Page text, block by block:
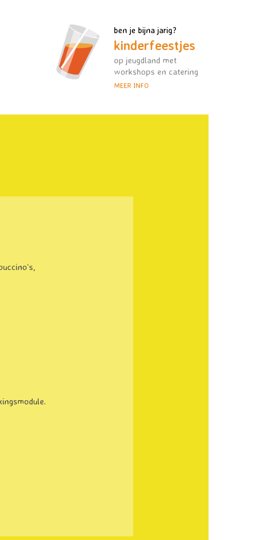
ben je bijna jarig?
kinderfeestjes
op jeugdland met
workshops en catering
MEER INFO